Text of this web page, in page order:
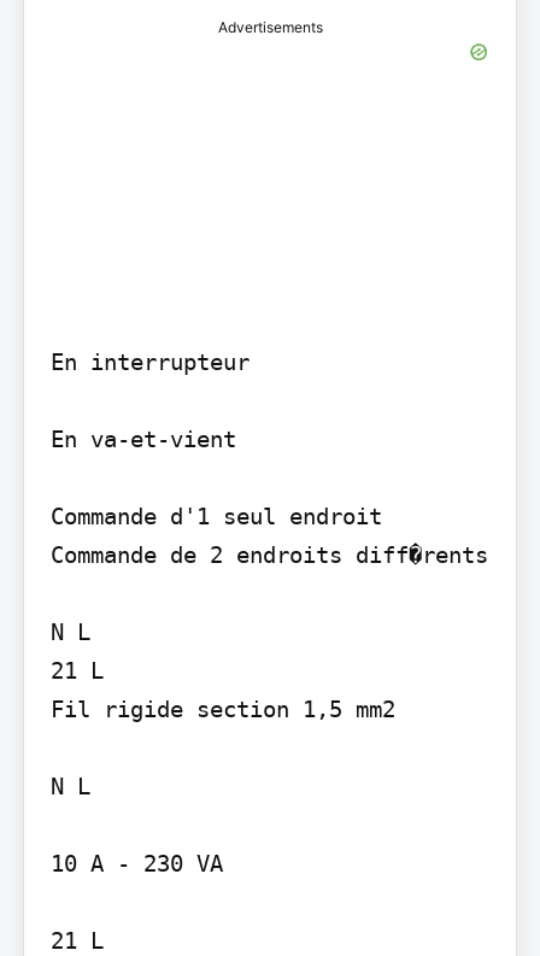
Advertisements
En interrupteur
En va-et-vient
Commande d'1 seul endroit
Commande de 2 endroits diff�rents
N L
21 L
Fil rigide section 1,5 mm2
N L
10 A - 230 VA
21 L